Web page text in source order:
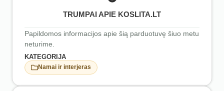
TRUMPAI APIE KOSLITA.LT
Papildomos informacijos apie šią parduotuvę šiuo metu
neturime.
KATEGORIJA
Namai ir interjeras